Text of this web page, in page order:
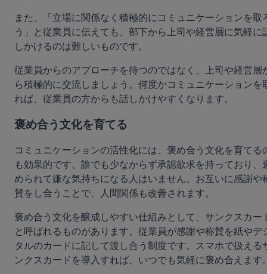
また、「立場に関係なく積極的にコミュニケーションを取
う」と従業員に伝えても、部下から上司や経営層に気軽に
しかけるのは難しいものです。
従業員からのアプローチを待つのではなく、上司や経営層
ら積極的に交流しましょう。何度かコミュニケーションを
れば、従業員の方からも話しかけやすくなります。
褒め合う文化を育てる
コミュニケーションの活性化には、褒め合う文化を育てる
も効果的です。誰でも少なからず承認欲求を持っており、
められて嫌な気持ちになる人はいません。お互いに感謝や
賛をし合うことで、人間関係も改善されます。
褒め合う文化を醸成しやすい仕組みとして、サンクスカー
と呼ばれるものがあります。従業員が感謝や称賛を紙やデ
タルのカードに記して渡し合う制度です。スマホで扱える
ンクスカードを導入すれば、いつでも気軽に褒め合えます